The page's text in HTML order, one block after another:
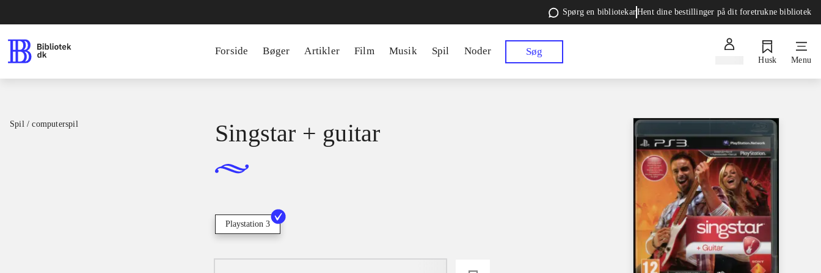
Spørg en bibliotekarHent dine bestillinger på dit foretrukne bibliotek
Forside Bøger Artikler Film Musik Spil Noder Søg
Husk Menu
Spil / computerspil Singstar + guitar
Playstation 3